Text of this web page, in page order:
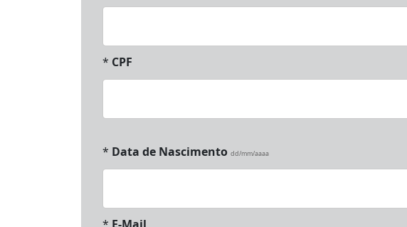
* CPF
* Data de Nascimento dd/mm/aaaa